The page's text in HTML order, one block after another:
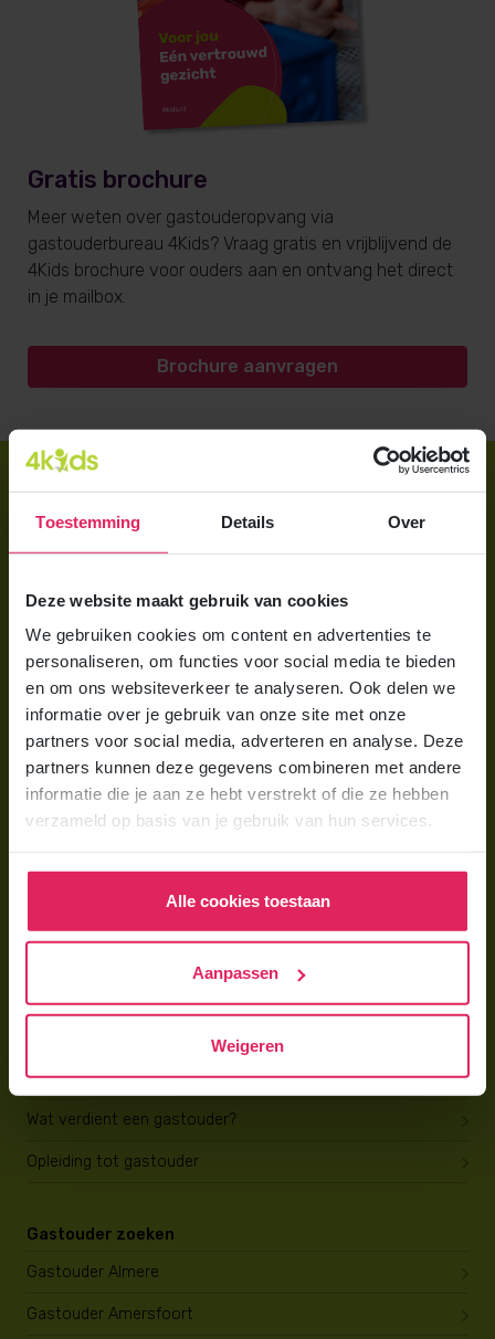
Toestemming Details Over
Deze website maakt gebruik van cookies
We gebruiken cookies om content en advertenties te
personaliseren, om functies voor social media te bieden
en om ons websiteverkeer te analyseren. Ook delen we
informatie over je gebruik van onze site met onze
partners voor social media, adverteren en analyse. Deze
partners kunnen deze gegevens combineren met andere
informatie die je aan ze hebt verstrekt of die ze hebben
verzameld op basis van je gebruik van hun services.
Alle cookies toestaan
Aanpassen
Weigeren
Gratis brochure
Meer weten over gastouderopvang via
gastouderbureau 4Kids? Vraag gratis en vrijblijvend de
4Kids brochure voor ouders aan en ontvang het direct
in je mailbox.
Brochure aanvragen
Aanmelden bij 4Kids
Berekening maken
Voor ouders
Wat is gastouderopvang?
Wat kost een gastouder?
Hoe vind ik een gastouder?
Gastouder worden bij 4Kids
Hoe vind ik gastkinderen?
Trainingen & cursussen
Gastouder worden
Wat verdient een gastouder?
Opleiding tot gastouder
Gastouder zoeken
Gastouder Almere
Gastouder Amersfoort